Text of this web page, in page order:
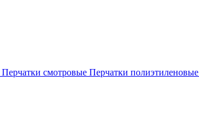
Перчатки смотровые Перчатки полиэтиленовые